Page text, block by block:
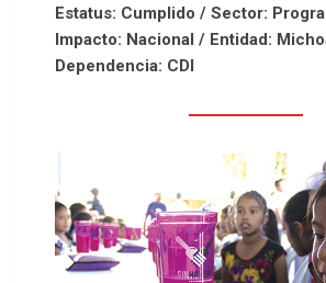
Estatus: Cumplido / Sector:
Impacto: Nacional / Entidad:
Dependencia: CDI